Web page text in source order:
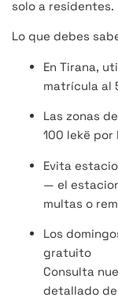
solo a residentes.
Lo que debes
En Tirana,
matrícula al
Las zonas
100 lekë por
Evita
— el
multas o
Los
gratuito
Consulta
detallado